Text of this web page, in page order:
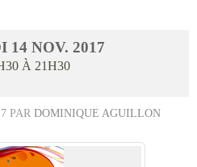
14 NOV. 2017
À 21H30
PAR DOMINIQUE AGUILLON